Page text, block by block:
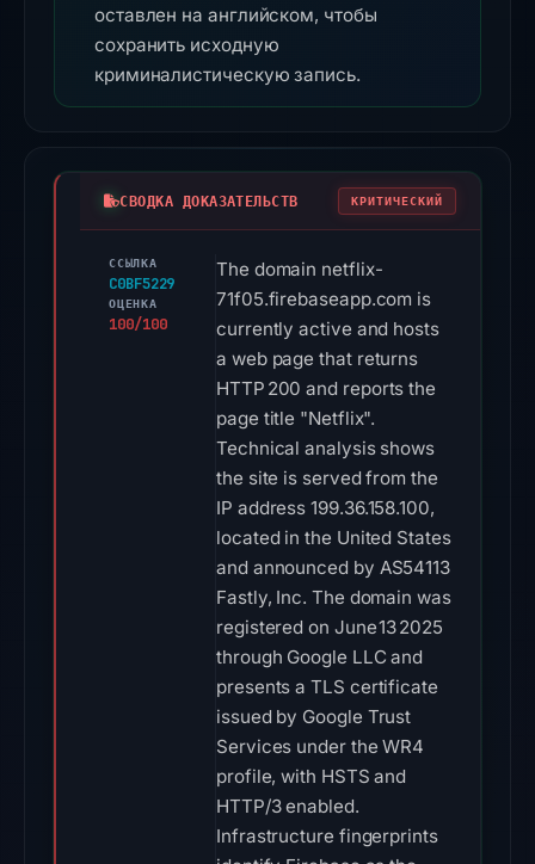
оставлен на английском, чтобы
сохранить исходную
криминалистическую запись.
СВОДКА ДОКАЗАТЕЛЬСТВ КРИТИЧЕСКИЙ
ССЫЛКА
C0BF5229
ОЦЕНКА
100/100
The domain netflix-
71f05.firebaseapp.com is
currently active and hosts
a web page that returns
HTTP 200 and reports the
page title "Netflix".
Technical analysis shows
the site is served from the
IP address 199.36.158.100,
located in the United States
and announced by AS54113
Fastly, Inc. The domain was
registered on June 13 2025
through Google LLC and
presents a TLS certificate
issued by Google Trust
Services under the WR4
profile, with HSTS and
HTTP/3 enabled.
Infrastructure fingerprints